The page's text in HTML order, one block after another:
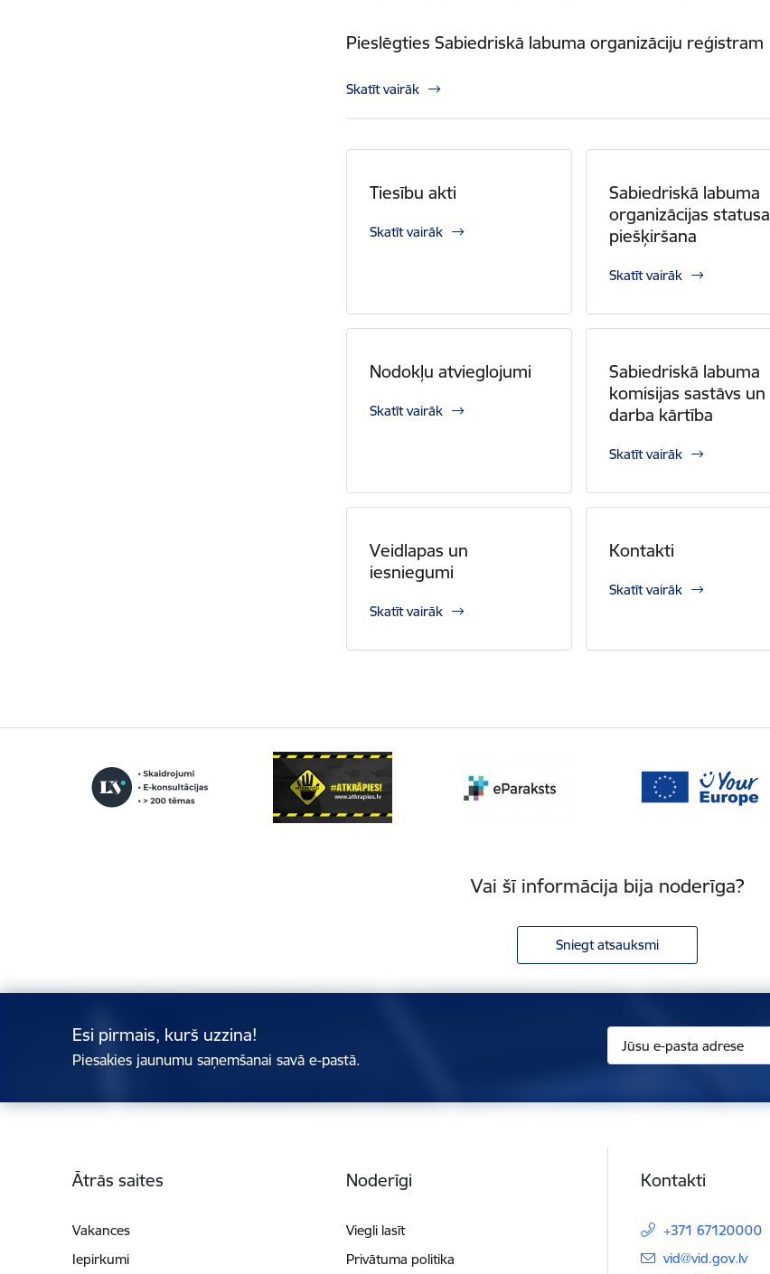
Pieslēgties Sabiedriskā labuma organizāciju reģistram
Skatīt vairāk
Tiesību akti
Skatīt vairāk
Sabiedriskā labuma
organizācijas statusa
piešķiršana
Skatīt vairāk
Nodokļu atvieglojumi
Skatīt vairāk
Sabiedriskā labuma
komisijas sastāvs un
darba kārtība
Skatīt vairāk
Veidlapas un
iesniegumi
Skatīt vairāk
Kontakti
Skatīt vairāk
Vai šī informācija bija noderīga?
Sniegt atsauksmi
Esi pirmais, kurš uzzina!
Piesakies jaunumu saņemšanai savā e-pastā.
Ātrās saites
Vakances
Iepirkumi
Noderīgi
Viegli lasīt
Privātuma politika
Kontakti
+371 67120000
E-pasts:
vid@vid.gov.lv